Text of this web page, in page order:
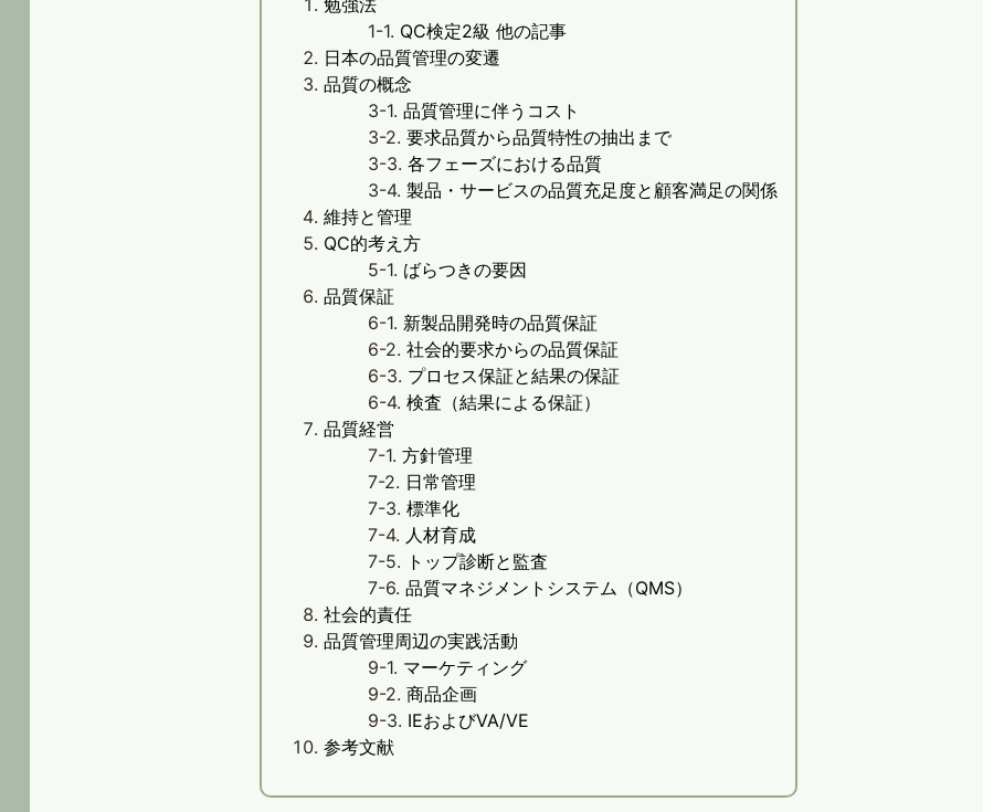
勉強法
QC検定2級 他の記事
日本の品質管理の変遷
品質の概念
品質管理に伴うコスト
要求品質から品質特性の抽出まで
各フェーズにおける品質
製品・サービスの品質充足度と顧客満足の関係
維持と管理
QC的考え方
ばらつきの要因
品質保証
新製品開発時の品質保証
社会的要求からの品質保証
プロセス保証と結果の保証
検査（結果による保証）
品質経営
方針管理
日常管理
標準化
人材育成
トップ診断と監査
品質マネジメントシステム（QMS）
社会的責任
品質管理周辺の実践活動
マーケティング
商品企画
IEおよびVA/VE
参考文献